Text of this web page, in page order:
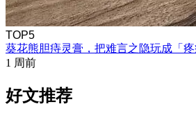
TOP5
葵花熊胆痔灵膏，把难言之隐玩成「疼
1 周前
好文推荐